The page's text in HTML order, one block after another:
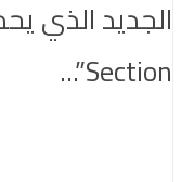
Section”...